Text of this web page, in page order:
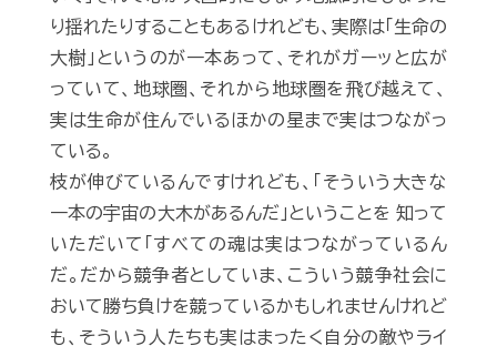
り揺れたりすることもあるけれども、実際は「生命の
大樹」というのが一本あって、それがガーッと広が
っていて、地球圏、それから地球圏を飛び越えて、
実は生命が住んでいるほかの星まで実はつながっ
ている。
枝が伸びているんですけれども、「そういう大きな
一本の宇宙の大木があるんだ」ということを 知って
いただいて「すべての魂は実はつながっているん
だ。だから競争者としていま、こういう競争社会に
おいて勝ち負けを競っているかもしれませんけれど
も、そういう人たちも実はまったく自分の敵やライ